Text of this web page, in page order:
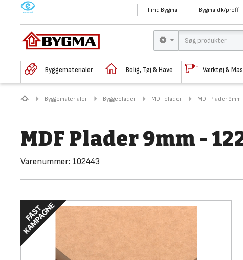
M Find Bygma Bygma.dk/proff
Byggematerialer Bolig, Tøj & Have Værktøj &
Byggematerialer Byggeplader MDF plader MDF Plader
MDF Plader 9mm -
Varenummer: 102443